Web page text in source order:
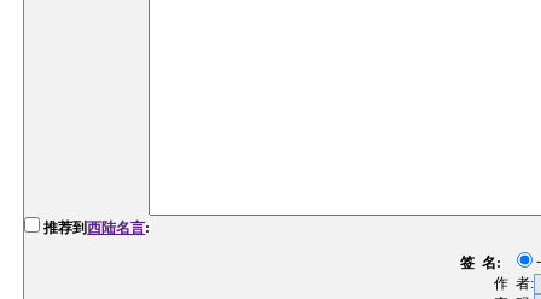
推荐到西陆名言:
签 名:
作 者: